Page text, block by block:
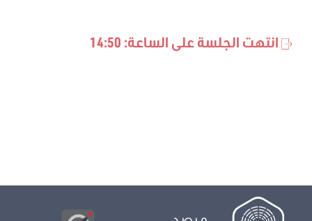
انتهت الجلسة على الساعة: 14:50